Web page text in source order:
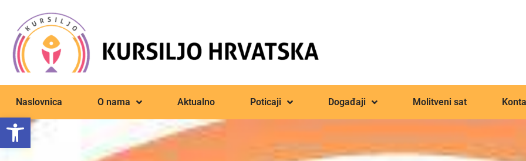
Open toolbar
Naslovnica O nama Aktualno Poticaji Događaji Molitveni sat